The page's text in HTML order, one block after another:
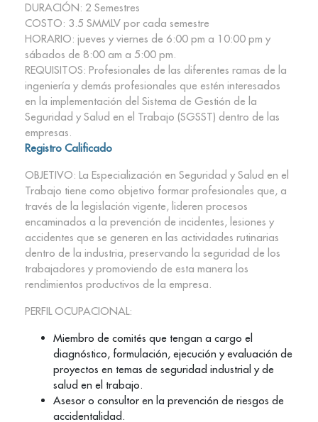
DURACIÓN: 2 Semestres
COSTO: 3.5 SMMLV por cada semestre
HORARIO: jueves y viernes de 6:00 pm a 10:00 pm y
sábados de 8:00 am a 5:00 pm.
REQUISITOS: Profesionales de las diferentes ramas de la
ingeniería y demás profesionales que estén interesados
en la implementación del Sistema de Gestión de la
Seguridad y Salud en el Trabajo (SGSST) dentro de las
empresas.
Registro Calificado
OBJETIVO: La Especialización en Seguridad y Salud en el
Trabajo tiene como objetivo formar profesionales que, a
través de la legislación vigente, lideren procesos
encaminados a la prevención de incidentes, lesiones y
accidentes que se generen en las actividades rutinarias
dentro de la industria, preservando la seguridad de los
trabajadores y promoviendo de esta manera los
rendimientos productivos de la empresa.
PERFIL OCUPACIONAL:
Miembro de comités que tengan a cargo el
diagnóstico, formulación, ejecución y evaluación de
proyectos en temas de seguridad industrial y de
salud en el trabajo.
Asesor o consultor en la prevención de riesgos de
accidentalidad.